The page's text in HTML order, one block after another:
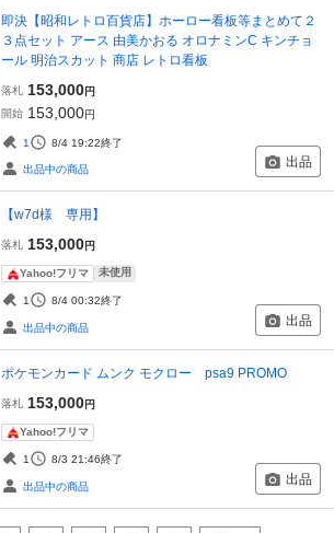
即決【昭和レトロ百貨店】ホーロー看板等まとめて２
３点セット アース 由美かおる オロナミンC キンチョ
ール 明治スカット 商店 レトロ看板
落札 153,000円
開始 153,000円
1 8/4 19:22終了
出品中の商品 出品
【w7d様 専用】
落札 153,000円
Yahoo!フリマ 未使用
1 8/4 00:32終了
出品中の商品 出品
ポケモンカード ムンク モクロー psa9 PROMO
落札 153,000円
Yahoo!フリマ
1 8/3 21:46終了
出品中の商品 出品